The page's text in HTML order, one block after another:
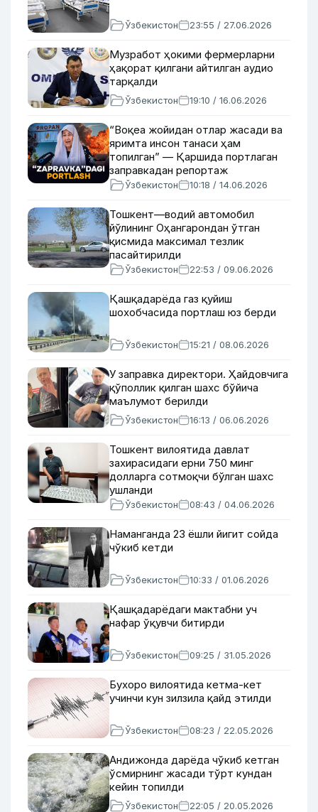
Ўзбекистон 23:55 / 27.06.2026
Музработ ҳокими фермерларни
ҳақорат қилгани айтилган аудио
тарқалди
Ўзбекистон 19:10 / 16.06.2026
“Воқеа жойидан отлар жасади ва
яримта инсон танаси ҳам
топилган” — Қаршида портлаган
заправкадан репортаж
Ўзбекистон 10:18 / 14.06.2026
Тошкент—водий автомобил
йўлининг Оҳангарондан ўтган
қисмида максимал тезлик
пасайтирилди
Ўзбекистон 22:53 / 09.06.2026
Қашқадарёда газ қуйиш
шохобчасида портлаш юз берди
Ўзбекистон 15:21 / 08.06.2026
У заправка директори. Ҳайдовчига
қўполлик қилган шахс бўйича
маълумот берилди
Ўзбекистон 16:13 / 06.06.2026
Тошкент вилоятида давлат
захирасидаги ерни 750 минг
долларга сотмоқчи бўлган шахс
ушланди
Ўзбекистон 08:43 / 04.06.2026
Наманганда 23 ёшли йигит сойда
чўкиб кетди
Ўзбекистон 10:33 / 01.06.2026
Қашқадарёдаги мактабни уч
нафар ўқувчи битирди
Ўзбекистон 09:25 / 31.05.2026
Бухоро вилоятида кетма-кет
учинчи кун зилзила қайд этилди
Ўзбекистон 08:23 / 22.05.2026
Андижонда дарёда чўкиб кетган
ўсмирнинг жасади тўрт кундан
кейин топилди
Ўзбекистон 22:05 / 20.05.2026